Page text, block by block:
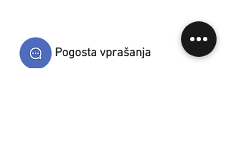
Pogosta vprašanja